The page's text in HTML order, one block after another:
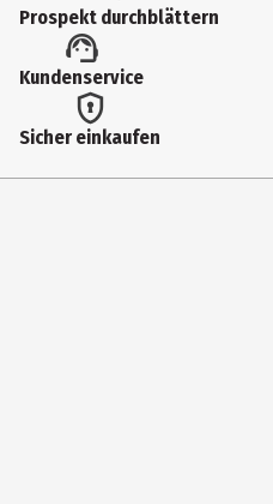
92657
Lizenz (spw)
Funko Others
Hersteller
Prospekt durchblättern
Kundenservice
Sicher einkaufen